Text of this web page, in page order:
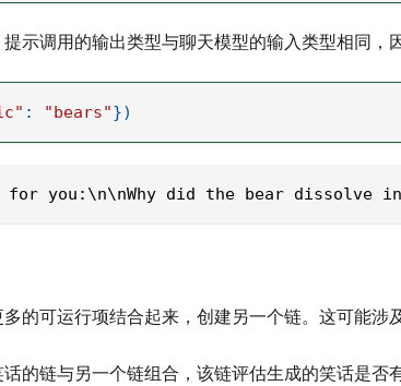
示调用的输出类型与聊天模型的输入类型相同
: "bears"})
you:\n\nWhy did the bear dissolve
的可运行项结合起来，创建另一个链。这可能
的链与另一个链组合，该链评估生成的笑话是否有